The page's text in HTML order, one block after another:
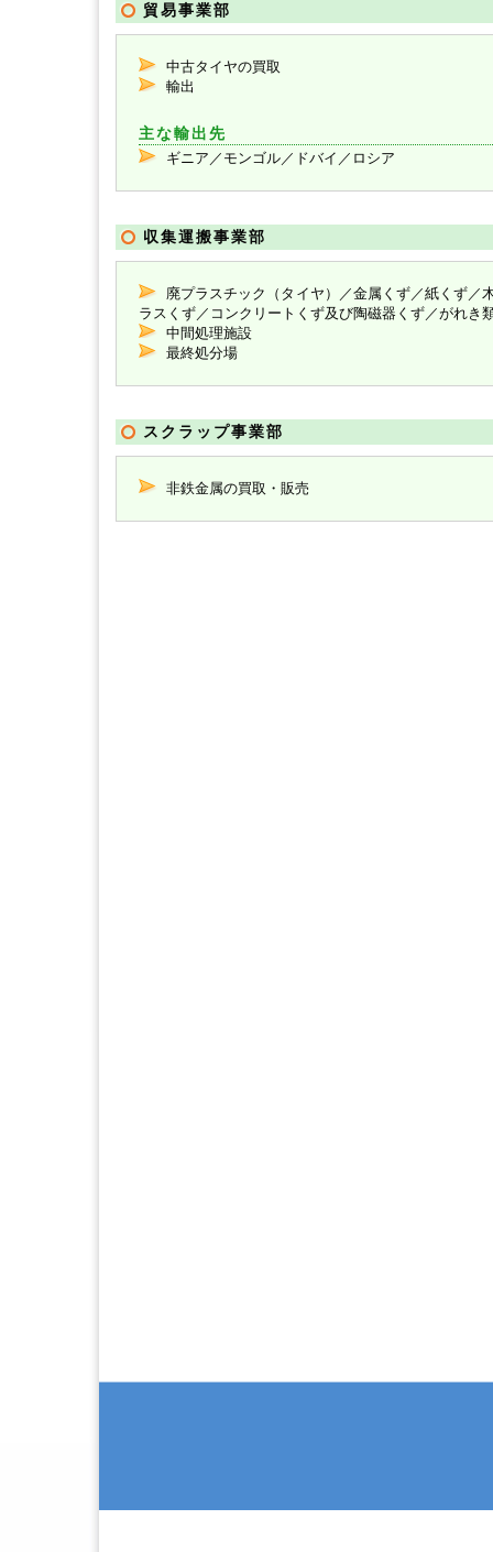
貿易事業部
中古タイヤの買取
輸出
主な輸出先
ギニア／モンゴル／ドバイ／ロシア
収集運搬事業部
廃プラスチック（タイヤ）／金属くず／紙くず／
ラスくず／コンクリートくず及び陶磁器くず／がれき
中間処理施設
最終処分場
スクラップ事業部
非鉄金属の買取・販売